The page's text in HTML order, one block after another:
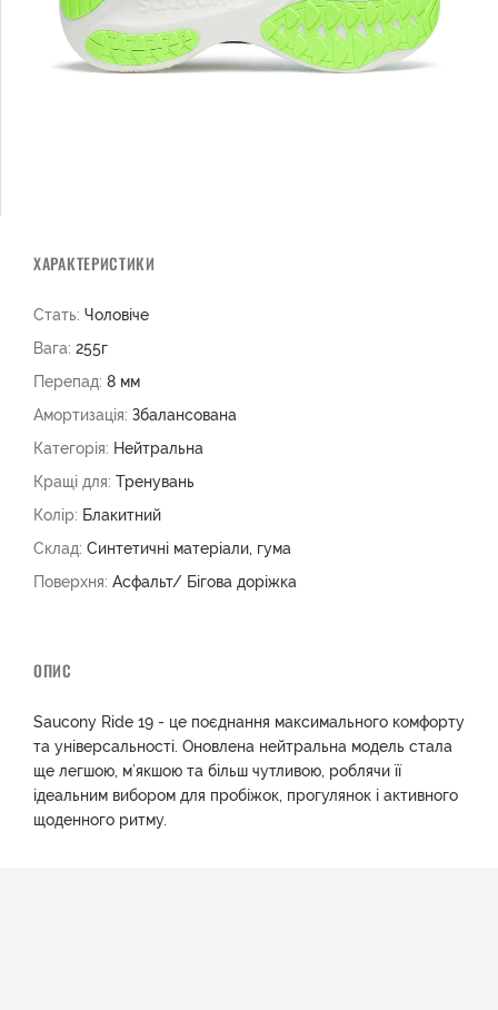
ХАРАКТЕРИСТИКИ
Стать: Чоловіче
Вага: 255г
Перепад: 8 мм
Амортизація: Збалансована
Категорія: Нейтральна
Кращі для: Тренувань
Колір: Блакитний
Склад: Синтетичні матеріали, гума
Поверхня: Асфальт/ Бігова доріжка
ОПИС
Saucony Ride 19 - це поєднання максимального комфорту
та універсальності. Оновлена нейтральна модель стала
ще легшою, м’якшою та більш чутливою, роблячи її
ідеальним вибором для пробіжок, прогулянок і активного
щоденного ритму.